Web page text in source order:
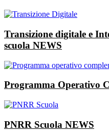
Transizione digitale e
scuola NEWS
Programma Operativo
PNRR Scuola NEWS